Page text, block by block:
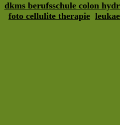
dkms berufsschule colon
foto cellulite therapie